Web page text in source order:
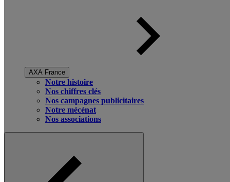
AXA France
Notre histoire
Nos chiffres clés
Nos campagnes publicitaires
Notre mécénat
Nos associations